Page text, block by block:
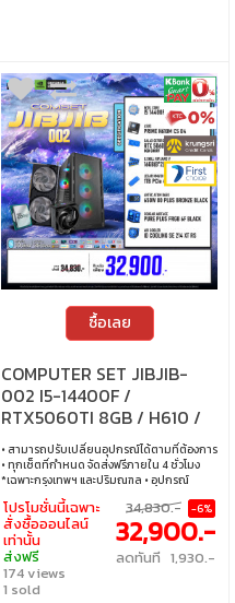
ซื้อเลย
COMPUTER SET JIBJIB-
002 I5-14400F /
RTX5060TI 8GB / H610 /
16GB DDR4 / M.2 1TB
• สามารถปรับเปลี่ยนอุปกรณ์ได้ตามที่ต้องการ
• ทุกเซ็ตที่กำหนด จัดส่งฟรีภายใน 4 ชั่วโมง
*เฉพาะกรุงเทพฯ และปริมณฑล • อุปกรณ์
คอมพิวเตอร์เสียภายใน 30 วัน นับจากวันซื้อ
เปลี่ยนอุปกรณ์คอมพิวเตอร์ใหม่ให้ทันที
ภายใน 24 ชั่วโมง เฉพาะซื้อผ่าน JIB Online
เท่านั้น (เงื่อนไขเป็นไปตามที่กำหนด) • ผ่อน
สบายๆ 0% นาน 10 เดือน ทุกเซ็ต • บริการ
ซ่อมและตรวจเช็คอาการ ฟรี! ได้ที่เจไอบีกว่า 140
สาขา ทั่วประเทศ
โปรโมชั่นนี้เฉพาะ
สั่งซื้อออนไลน์
เท่านั้น
ส่งฟรี
174 views
1 sold
34,830.- -6%
32,900.-
ลดทันที 1,930.-